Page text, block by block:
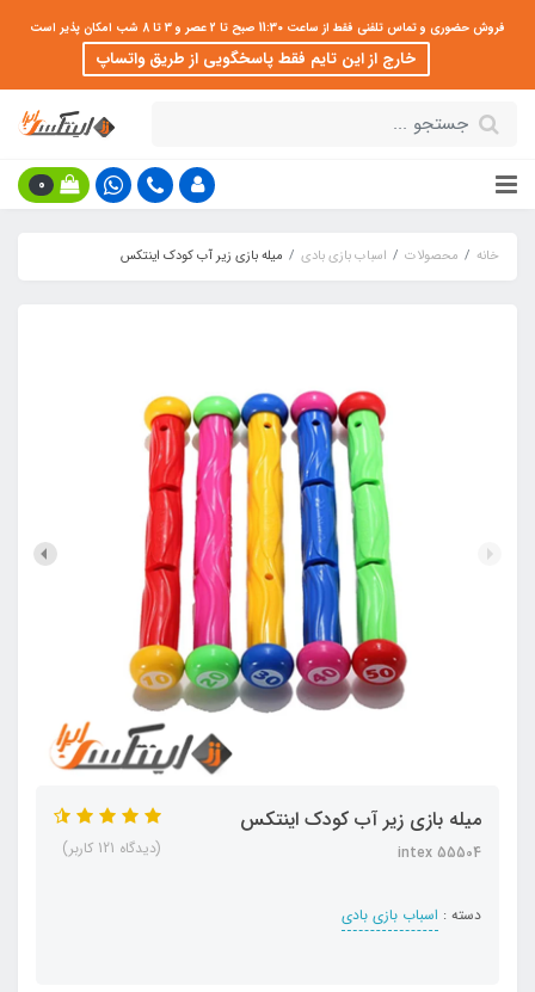
فروش حضوری و تماس تلفنی فقط از ساعت 11:30 صبح تا 2 عصر و 3 تا 8 شب امکان پذیر است
خارج از این تایم فقط پاسخگویی از طریق واتساپ
0
خانه محصولات اسباب بازی بادی میله بازی زیر آب کودک اینتکس
میله بازی زیر آب کودک اینتکس
intex 55504
دسته : اسباب بازی بادی
(دیدگاه 121 کاربر)